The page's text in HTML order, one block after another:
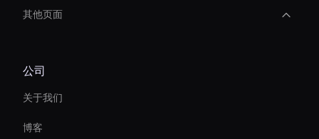
其他页面
Personalized Ai Avatar For Online Learning
Interactive Ai Assistant For Websites
virtual assistant for business
公司
关于我们
博客